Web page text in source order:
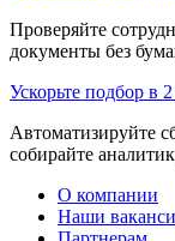
Проверяйте
документы без
Ускорьте подбор в
Автоматизируйте
собирайте
О компании
Наши